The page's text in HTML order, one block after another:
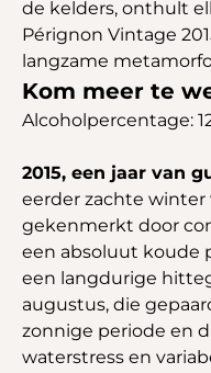
de kelders, onthult
Pérignon Vintage
langzame
Kom meer te
Alcoholpercentage:
2015, een jaar van
eerder zachte winter
gekenmerkt door
een absoluut koude
een langdurige
augustus, die
zonnige periode en
waterstress en